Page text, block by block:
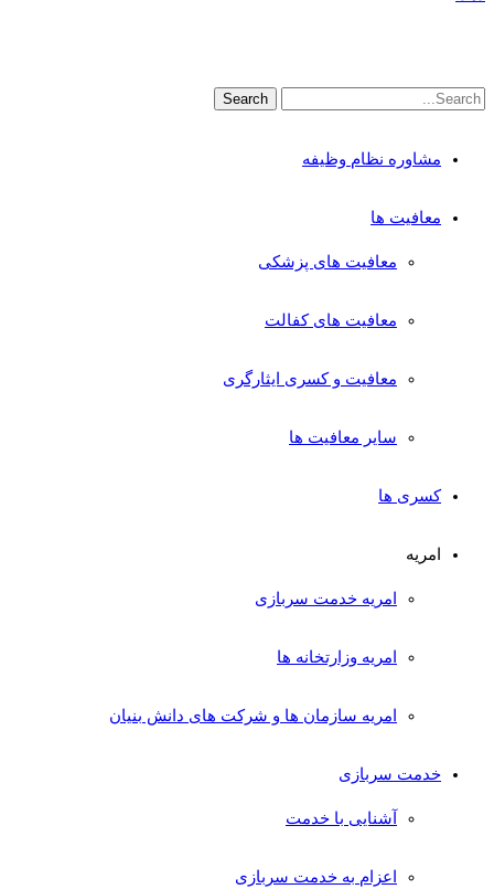
مشاوره نظام وظیفه
معافیت ها
معافیت های پزشکی
معافیت های کفالت
معافیت و کسری ایثارگری
سایر معافیت ها
کسری ها
امریه
امریه خدمت سربازی
امریه وزارتخانه ها
امریه سازمان ها و شرکت های دانش بنیان
خدمت سربازی
آشنایی با خدمت
اعزام به خدمت سربازی